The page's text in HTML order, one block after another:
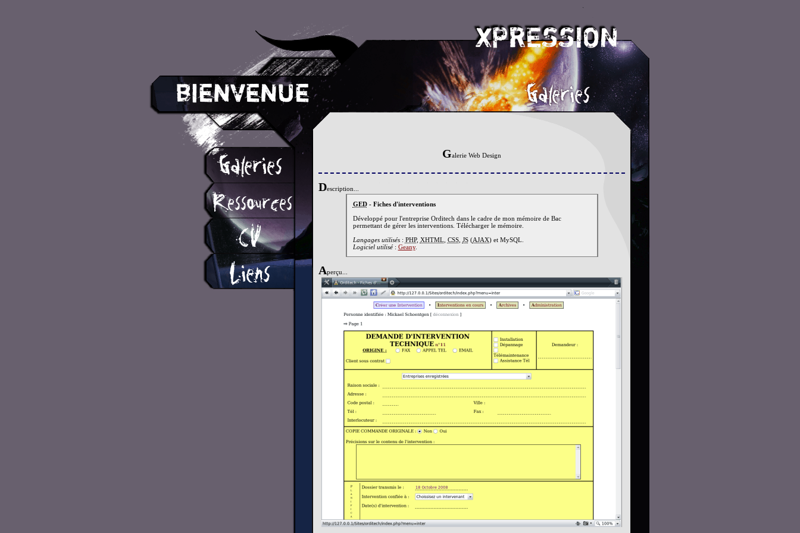
Galerie Web Design
Description...
GED- Fiches d'interventions
Développé pour l'entreprise Orditech dans le cadre de mon mémoire de Bac
permettant de gérer les interventions. Télécharger le mémoire.
Langages utilisés: PHP, XHTML CSS, JS(AJAX) et MySQL.
Logiciel utilisé: Geany.
Aperçu...